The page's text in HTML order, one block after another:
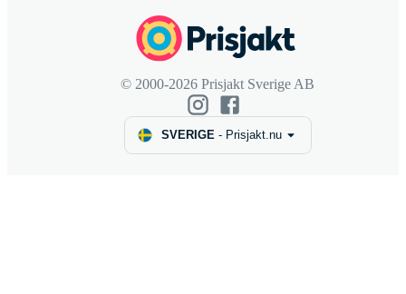
© 2000-2026 Prisjakt Sverige AB
SVERIGE- Prisjakt.nu